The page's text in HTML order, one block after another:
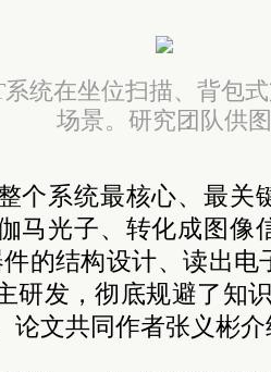
系统在坐位扫描、背包
场景。研究团队供图
个系统最核心、最关
马光子、转化成图像
的结构设计、读出
研发，彻底规避了知
论文共同作者张义彬